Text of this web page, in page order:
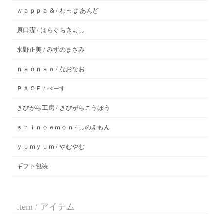
ｗａｐｐａ & / わっぱ あんど
原口潔 / はらぐちきよし
水野正美 / みずのまさみ
ｎａｏｎａｏ / なおなお
ＰＡＣＥ / ぺーす
きびがら工房 / きびがらこうぼう
ｓｈｉｎｏｅｍｏｎ / しのえもん
ｙｕｍｙｕｍ / やむやむ
ギフト包装
Item / アイテム